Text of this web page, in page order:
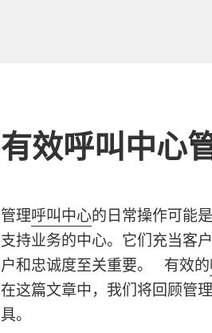
有效呼叫中心
管理呼叫中心的日常操作可能
支持业务的中心。它们充当客
户和忠诚度至关重要。 有效的
在这篇文章中，我们将回顾管
具。